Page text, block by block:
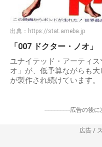
出典： https://stat.ameba.jp
「007 ドクター・ノオ」
ユナイテッド・アーティ
オ」が、低予算ながらも
が製作され続けています。
-----------------広告の後
広告 /